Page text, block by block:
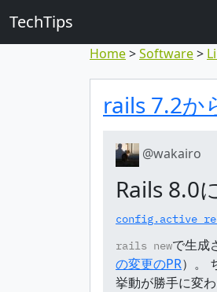
TechTips
Home
Software
対象
トピック
rails 7.2か
@wakairo
Rails 8.0
rails newで生成
の変更のPR）。
挙動が勝手に変